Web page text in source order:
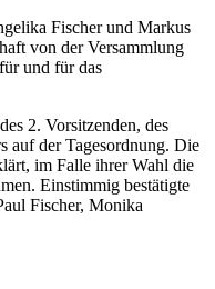
Fischer und Markus
von der Versammlung
und für das
2. Vorsitzenden, des
auf der Tagesordnung. Die
im Falle ihrer Wahl die
Einstimmig bestätigte
Fischer, Monika